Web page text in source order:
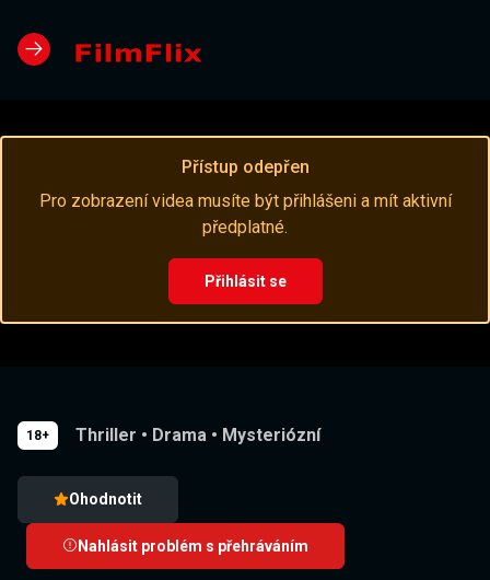
Přístup odepřen
Pro zobrazení videa musíte být přihlášeni a mít aktivní
předplatné.
Přihlásit se
18+ Thriller • Drama • Mysteriózní
Ohodnotit
Nahlásit problém s přehráváním